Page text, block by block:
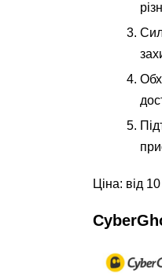
Ціна: від